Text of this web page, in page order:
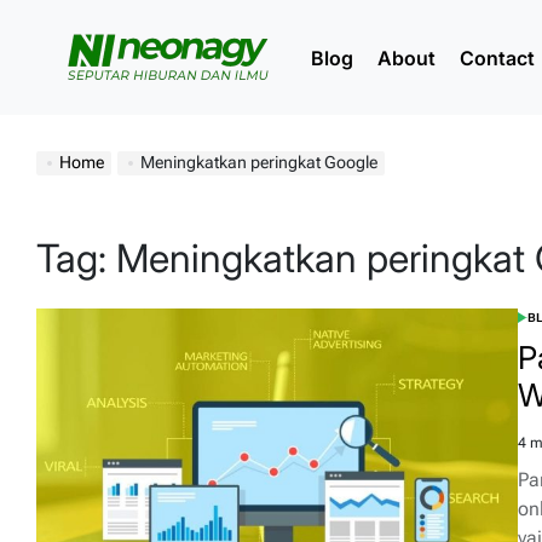
Blog About Contact
Home Meningkatkan peringkat Google
Tag: Meningkatkan peringkat
4